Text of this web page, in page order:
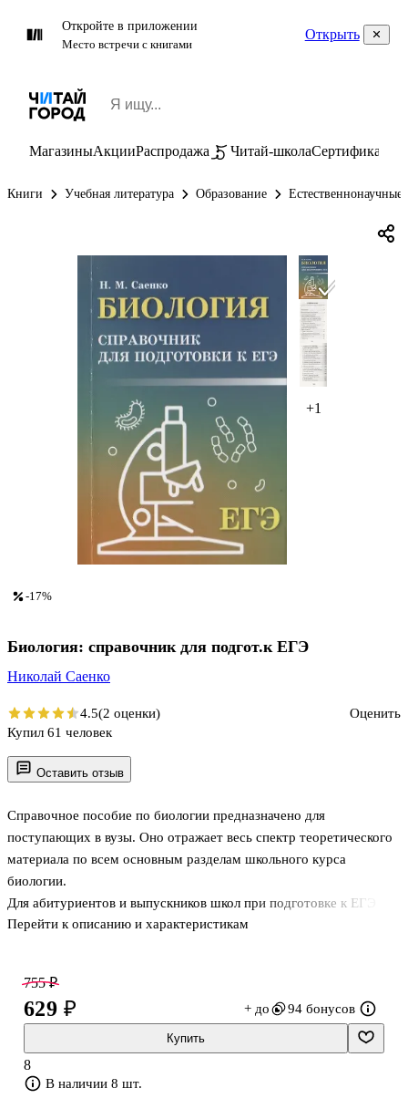
Откройте в приложении
Место встречи с книгами
Открыть
МагазиныАкцииРаспродажа Читай-школаСертификаты
Книги Учебная литература Образование Естественнонаучные
+1
Оставить отзыв
Справочное пособие по биологии предназначено для
поступающих в вузы. Оно отражает весь спектр теоретического
материала по всем основным разделам школьного курса
биологии.
Для абитуриентов и выпускников школ при подготовке к ЕГЭ по
биологии, а также для преподавателей, учителей, репетиторов.
Перейти к описанию и характеристикам
-17%
Биология: справочник для подгот.к ЕГЭ
Николай Саенко
4.5(2 оценки)
Оценить
Купил 61 человек
755 ₽
629 ₽ + до 94 бонусов
Купить
8
В наличии 8 шт.